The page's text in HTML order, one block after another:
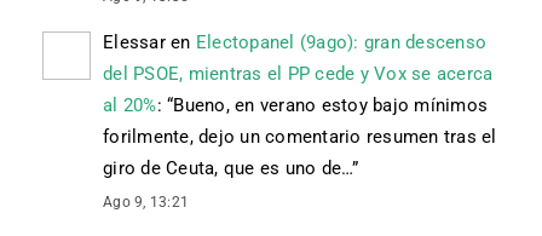
Elessaren Electopanel (9ago): gran descenso
del PSOE, mientras el PP cede y Vox se acerca
al 20%: “Bueno, en verano estoy bajo mínimos
forilmente, dejo un comentario resumen tras el
giro de Ceuta, que es uno de…”
Ago 9, 13:21